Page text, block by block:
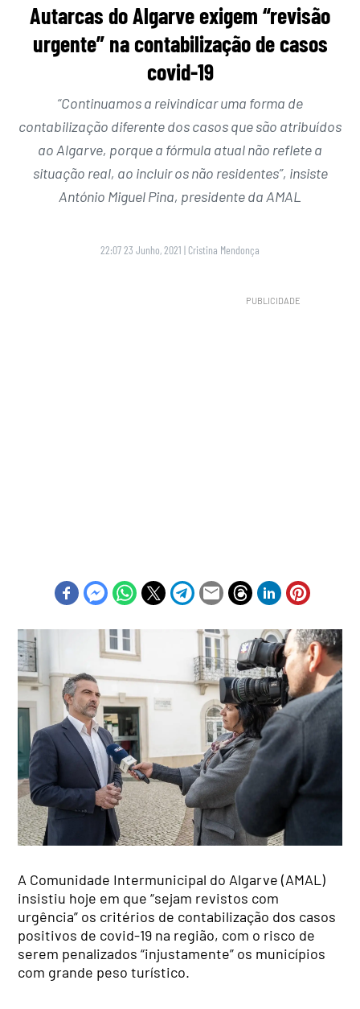
Autarcas do Algarve exigem “revisão
urgente” na contabilização de casos
covid-19
“Continuamos a reivindicar uma forma de
contabilização diferente dos casos que são atribuídos
ao Algarve, porque a fórmula atual não reflete a
situação real, ao incluir os não residentes”, insiste
António Miguel Pina, presidente da AMAL
22:07 23 Junho, 2021 | Cristina Mendonça
A Comunidade Intermunicipal do Algarve (AMAL)
insistiu hoje em que “sejam revistos com
urgência” os critérios de contabilização dos casos
positivos de covid-19 na região, com o risco de
serem penalizados “injustamente” os municípios
com grande peso turístico.